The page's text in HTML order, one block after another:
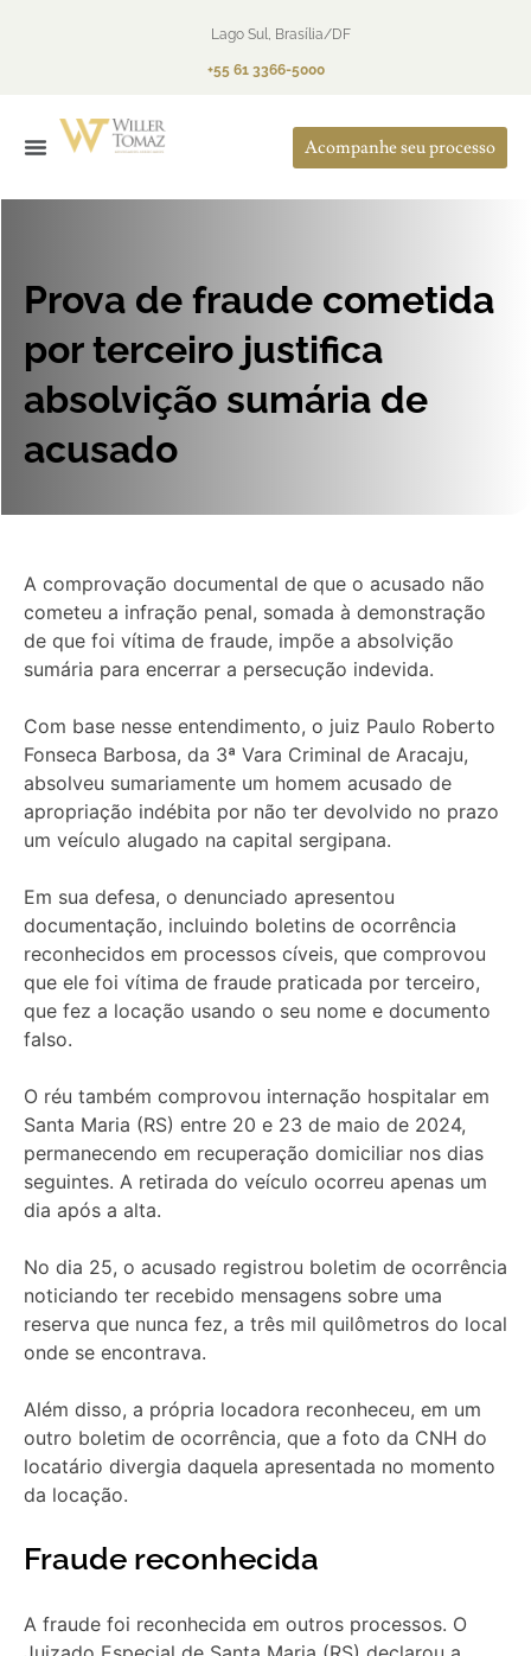
Lago Sul, Brasília/DF
+55 61 3366-5000
Acompanhe seu processo
Prova de fraude cometida
por terceiro justifica
absolvição sumária de
acusado
A comprovação documental de que o acusado não
cometeu a infração penal, somada à demonstração
de que foi vítima de fraude, impõe a absolvição
sumária para encerrar a persecução indevida.
Com base nesse entendimento, o juiz Paulo Roberto
Fonseca Barbosa, da 3ª Vara Criminal de Aracaju,
absolveu sumariamente um homem acusado de
apropriação indébita por não ter devolvido no prazo
um veículo alugado na capital sergipana.
Em sua defesa, o denunciado apresentou
documentação, incluindo boletins de ocorrência
reconhecidos em processos cíveis, que comprovou
que ele foi vítima de fraude praticada por terceiro,
que fez a locação usando o seu nome e documento
falso.
O réu também comprovou internação hospitalar em
Santa Maria (RS) entre 20 e 23 de maio de 2024,
permanecendo em recuperação domiciliar nos dias
seguintes. A retirada do veículo ocorreu apenas um
dia após a alta.
No dia 25, o acusado registrou boletim de ocorrência
noticiando ter recebido mensagens sobre uma
reserva que nunca fez, a três mil quilômetros do local
onde se encontrava.
Além disso, a própria locadora reconheceu, em um
outro boletim de ocorrência, que a foto da CNH do
locatário divergia daquela apresentada no momento
da locação.
Fraude reconhecida
A fraude foi reconhecida em outros processos. O